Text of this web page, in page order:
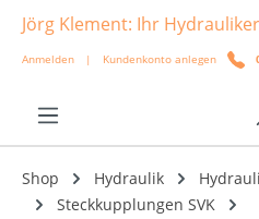
springen
Jörg Klement: Ihr
Anmelden | Kundenkonto anlegen
Shop Hydraulik
Steckkupplungen SVK